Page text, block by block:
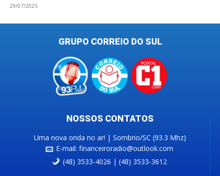
29/07/2025
GRUPO CORREIO DO SUL
NOSSOS CONTATOS
Uma nova onda no ar! | Sombrio/SC (93.3 Mhz)
E-mail: financeiroradio@outlook.com
(48) 3533-4026 | (48) 3533-3612